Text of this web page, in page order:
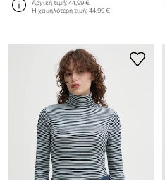
Αρχική τιμή:44,99 €
Η χαμηλότερη τιμή:44,99 €